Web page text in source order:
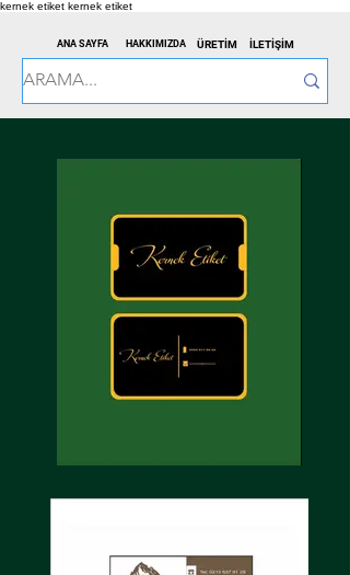
kernek etiket kernek etiket
ÜRETİM
ANA SAYFA HAKKIMIZDA İLETİŞİM